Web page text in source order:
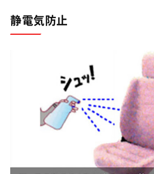
静電気防止